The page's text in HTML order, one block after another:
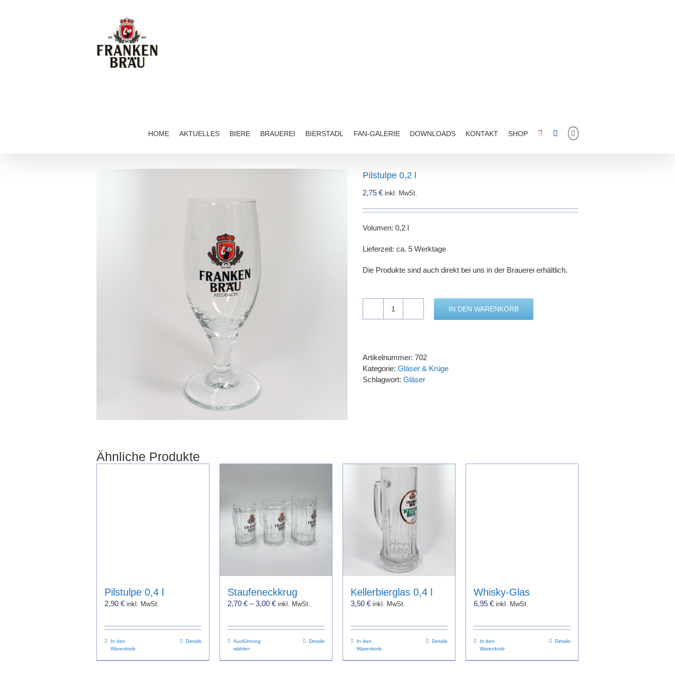
HOME AKTUELLES BIERE BRAUEREI BIERSTADL FAN-GALERIE DOWNLOADS KONTAKT SHOP
Pilstulpe 0,2 l
2,75 € inkl. MwSt.
Volumen: 0,2 l
Lieferzeit: ca. 5 Werktage
Die Produkte sind auch direkt bei uns in der Brauerei erhältlich.
Pilstulpe
IN DEN WARENKORB
Artikelnummer: 702
Kategorie: Gläser & Krüge
Schlagwort: Gläser
Ähnliche Produkte
Pilstulpe 0,4 l
2,90 € inkl. MwSt.
In den
Warenkorb
Details
Staufeneckkrug
2,70 € –3,00 € inkl. MwSt.
Ausführung
wählen
Details
Kellerbierglas 0,4 l
3,50 € inkl. MwSt.
In den
Warenkorb
Details
Whisky-Glas
6,95 € inkl. MwSt.
In den
Warenkorb
Details